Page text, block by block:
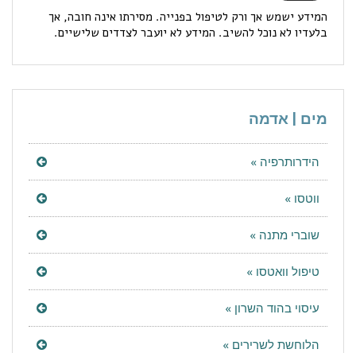
המידע ישמש אך ורק לטיפול בפנייה. מסירתו אינה חובה, אך
בלעדיו לא נוכל להשיב. המידע לא יועבר לצדדים שלישיים.
מים | אדמה
הידרותרפיה »
ווטסו »
שוברי מתנה »
טיפול וואטסו »
עיסוי בהוד השרון »
הלוחשת לשרירים »